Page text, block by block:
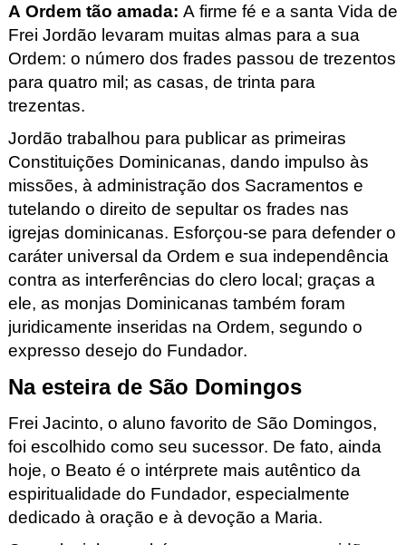
A Ordem tão amada: A firme fé e a santa Vida de
Frei Jordão levaram muitas almas para a sua
Ordem: o número dos frades passou de trezentos
para quatro mil; as casas, de trinta para
trezentas.
Jordão trabalhou para publicar as primeiras
Constituições Dominicanas, dando impulso às
missões, à administração dos Sacramentos e
tutelando o direito de sepultar os frades nas
igrejas dominicanas. Esforçou-se para defender o
caráter universal da Ordem e sua independência
contra as interferências do clero local; graças a
ele, as monjas Dominicanas também foram
juridicamente inseridas na Ordem, segundo o
expresso desejo do Fundador.
Na esteira de São Domingos
Frei Jacinto, o aluno favorito de São Domingos,
foi escolhido como seu sucessor. De fato, ainda
hoje, o Beato é o intérprete mais autêntico da
espiritualidade do Fundador, especialmente
dedicado à oração e à devoção a Maria.